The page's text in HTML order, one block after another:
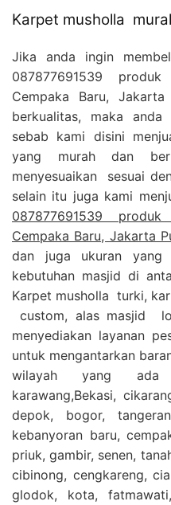
Karpet musholla
Jika anda ingin
087877691539
Cempaka Baru,
berkualitas, maka
sebab kami disini
yang murah dan
menyesuaikan sesuai
selain itu juga kami
087877691539
Cempaka Baru, Jakarta
dan juga ukuran yang
kebutuhan masjid di
Karpet musholla turki,
custom, alas masjid
menyediakan layanan
untuk mengantarkan
wilayah yang
karawang,Bekasi,
depok, bogor,
kebanyoran baru,
priuk, gambir, senen,
cibinong, cengkareng,
glodok, kota,